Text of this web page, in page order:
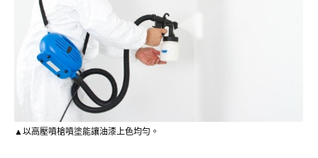
▲以高壓噴槍噴塗能讓油漆上色均勻。